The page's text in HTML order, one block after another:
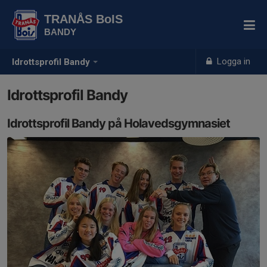
Idrottsprofil Bandy Logga in
TRANÅS BoIS
BANDY
Idrottsprofil Bandy
Idrottsprofil Bandy på Holavedsgymnasiet